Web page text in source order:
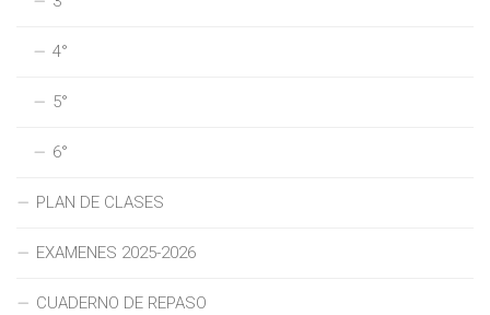
4°
5°
6°
PLAN DE CLASES
EXAMENES 2025-2026
CUADERNO DE REPASO